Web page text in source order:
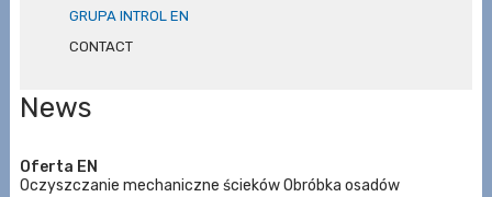
GRUPA INTROL EN
CONTACT
News
Oferta EN
Oczyszczanie mechaniczne ścieków Obróbka osadów